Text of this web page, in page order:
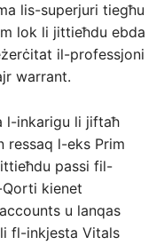
lis-superjuri tiegħu
lok li jittieħdu ebda
il-professjoni
warrant.
l-inkarigu li jiftaħ
ressaq l-eks Prim
passi fil-
kienet
u lanqas
fl-inkjesta Vitals